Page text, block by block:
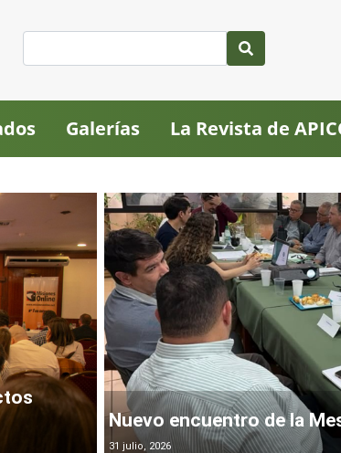
Galerías La Revista de
Nuevo encuentro de la
31 julio, 2026